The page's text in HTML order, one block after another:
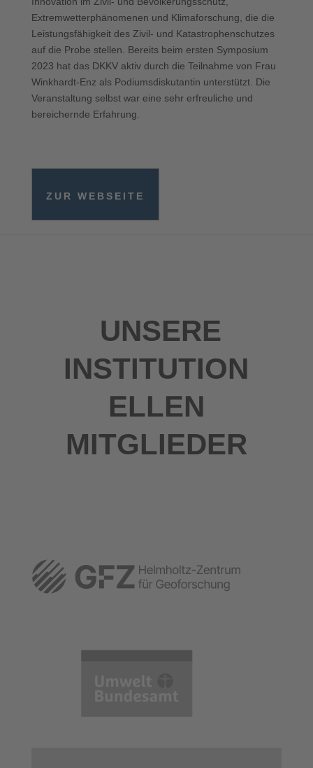
Extremwetterphänomenen und Klimaforschung, die die
Leistungsfähigkeit des Zivil- und Katastrophenschutzes
auf die Probe stellen. Bereits beim ersten Symposium
2023 hat das DKKV aktiv durch die Teilnahme von Frau
Winkhardt-Enz als Podiumsdiskutantin unterstützt. Die
Veranstaltung selbst war eine sehr erfreuliche und
bereichernde Erfahrung.
ZUR WEBSEITE
UNSERE
INSTITUTION
ELLEN
MITGLIEDER